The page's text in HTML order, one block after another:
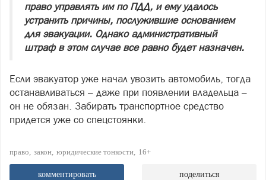
право управлять им по ПДД, и ему удалось
устранить причины, послужившие основанием
для эвакуации. Однако административный
штраф в этом случае все равно будет назначен.
Если эвакуатор уже начал увозить автомобиль, тогда
останавливаться – даже при появлении владельца –
он не обязан. Забирать транспортное средство
придется уже со спецстоянки.
право закон юридические тонкости 16+
комментировать поделиться